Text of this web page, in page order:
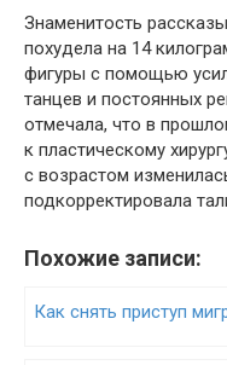
Знаменитость
похудела на 14
фигуры с помощью
танцев и постоянных
отмечала, что в
к пластическому
с возрастом
подкорректировала
Похожие записи:
Как снять приступ